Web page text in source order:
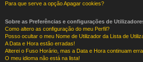
Para que serve a opção Apagar cookies?
Sobre as Preferências e configurações de
Como altero as configuração do meu Perfil?
Posso ocultar o meu Nome de Utilizador da Lista de
A Data e Hora estão erradas!
Alterei o Fuso Horário, mas a Data e Hora continuam
O meu idioma não está na lista!